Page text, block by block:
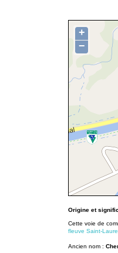
+
−
Origine et
Cette voie de
fleuve Saint-
Ancien nom :